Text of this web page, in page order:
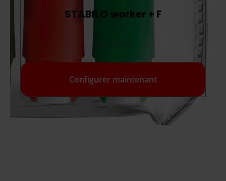
STABILO worker + F
Configurer maintenant